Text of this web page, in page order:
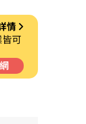
情
可